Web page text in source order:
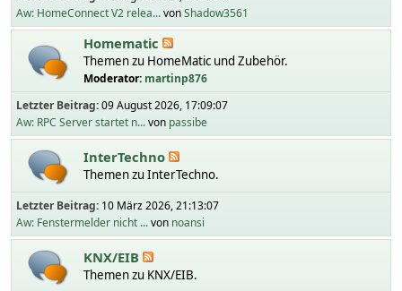
Aw: HomeConnect V2 relea...vonShadow3561
Homematic
Themen zu HomeMatic und Zubehör.
Moderator: martinp876
Letzter Beitrag:09 August 2026, 17:09:07
Aw: RPC Server startet n...von passibe
InterTechno
Themen zu InterTechno.
Letzter Beitrag: 10 März 2026, 21:13:07
Aw: Fenstermelder nicht ...von noansi
KNX/EIB
Themen zu KNX/EIB.